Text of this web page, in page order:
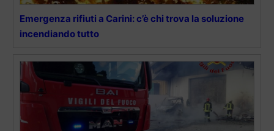
Emergenza rifiuti a Carini: c’è chi trova la soluzione
incendiando tutto